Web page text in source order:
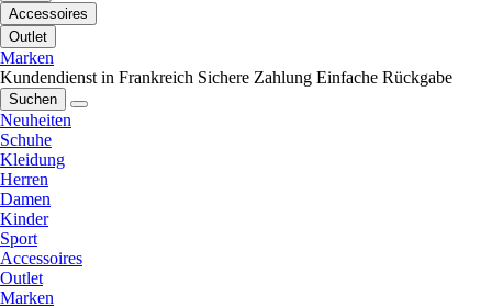
Accessoires
Outlet
Marken
Kundendienst in Frankreich Sichere Zahlung Einfache Rückgabe
Suchen
Neuheiten
Schuhe
Kleidung
Herren
Damen
Kinder
Sport
Accessoires
Outlet
Marken